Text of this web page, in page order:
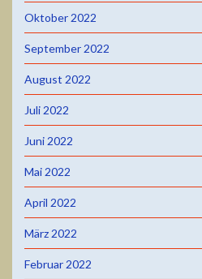
Oktober 2022
September 2022
August 2022
Juli 2022
Juni 2022
Mai 2022
April 2022
März 2022
Februar 2022